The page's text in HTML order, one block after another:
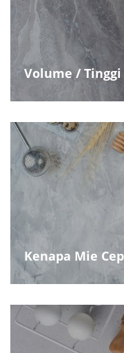
Volume /
Kenapa Mie